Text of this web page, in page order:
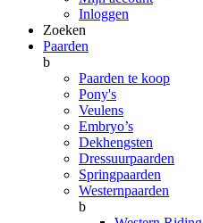
Inloggen
Zoeken
Paarden
b
Paarden te koop
Pony's
Veulens
Embryo’s
Dekhengsten
Dressuurpaarden
Springpaarden
Westernpaarden
b